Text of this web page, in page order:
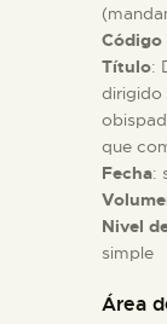
█
EL
Código
Título:
dirigido
que
Fecha:
Nivel
simple
Área